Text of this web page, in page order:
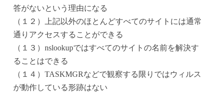
答がないという理由になる
（１２）上記以外のほとんどすべてのサイトには通常
通りアクセスすることができる
（１３）nslookupではすべてのサイトの名前を解決す
ることはできる
（１４）TASKMGRなどで観察する限りではウィルス
が動作している形跡はない